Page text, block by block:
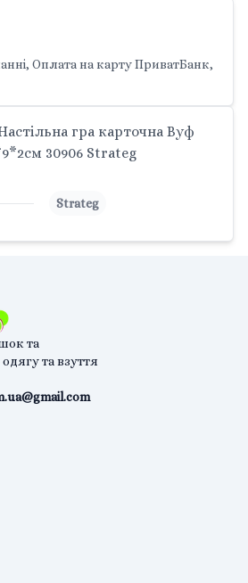
Оплата на карту ПриватБанк,
гра карточна Вуф
30906 Strateg
Strateg
та
та взуття